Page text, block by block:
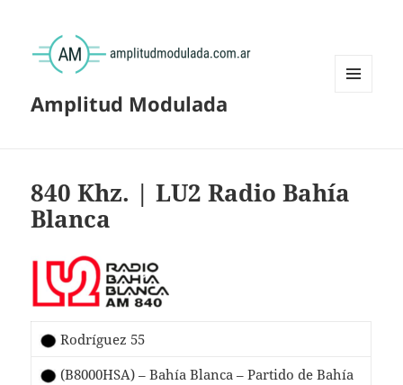
Amplitud Modulada
840 Khz. | LU2 Radio Bahía
Blanca
Rodríguez 55
(B8000HSA) – Bahía Blanca – Partido de Bahía